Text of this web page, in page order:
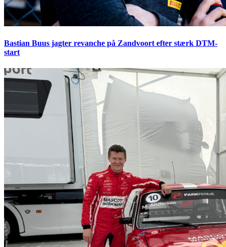
Bastian Buus jagter revanche på Zandvoort efter stærk DTM-
start